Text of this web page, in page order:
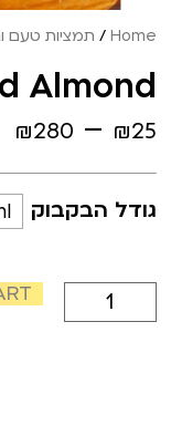
Home
/ תמציות טעם
Almond
₪25
–
₪280
גודל הבקבוק